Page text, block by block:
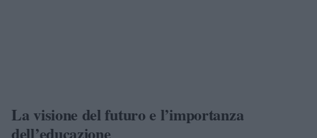
La visione del futuro e l’importanza